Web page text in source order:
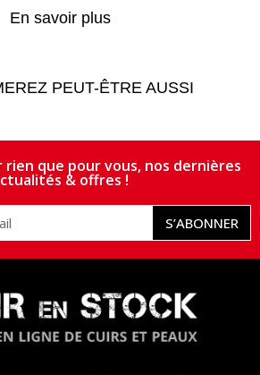
En savoir plus
PEUT-ÊTRE AUSSI
que pour vous, nos dernières
& offres !
S’ABONNER